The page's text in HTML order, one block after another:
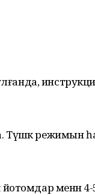
Түшәк режимын
йотомдар менән